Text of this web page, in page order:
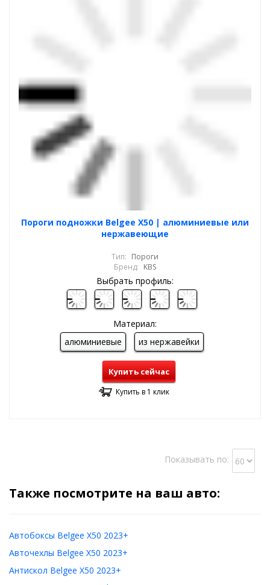
Пороги подножки Belgee X50 | алюминиевые или
нержавеющие
Тип: Пороги
Бренд: KBS
Выбрать профиль:
Материал:
алюминиевые
из нержавейки
Купить сейчас
Купить в 1 клик
Показывать по:
Также посмотрите на ваш авто:
Автобоксы Belgee X50 2023+
Авточехлы Belgee X50 2023+
Антискол Belgee X50 2023+